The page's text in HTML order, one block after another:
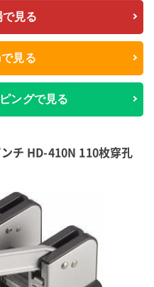
見る
見る
ングで見る
チ HD-410N 110枚穿孔